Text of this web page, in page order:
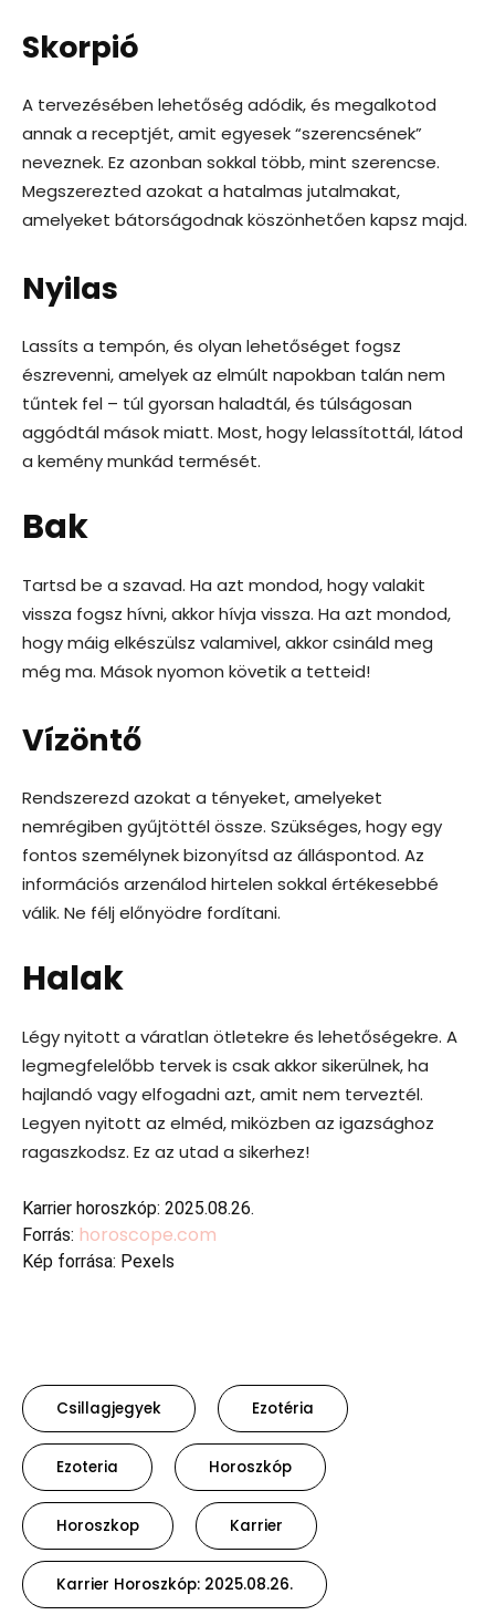
Skorpió
A tervezésében lehetőség adódik, és megalkotod
annak a receptjét, amit egyesek “szerencsének”
neveznek. Ez azonban sokkal több, mint szerencse.
Megszerezted azokat a hatalmas jutalmakat,
amelyeket bátorságodnak köszönhetően kapsz majd.
Nyilas
Lassíts a tempón, és olyan lehetőséget fogsz
észrevenni, amelyek az elmúlt napokban talán nem
tűntek fel – túl gyorsan haladtál, és túlságosan
aggódtál mások miatt. Most, hogy lelassítottál, látod
a kemény munkád termését.
Bak
Tartsd be a szavad. Ha azt mondod, hogy valakit
vissza fogsz hívni, akkor hívja vissza. Ha azt mondod,
hogy máig elkészülsz valamivel, akkor csináld meg
még ma. Mások nyomon követik a tetteid!
Vízöntő
Rendszerezd azokat a tényeket, amelyeket
nemrégiben gyűjtöttél össze. Szükséges, hogy egy
fontos személynek bizonyítsd az álláspontod. Az
információs arzenálod hirtelen sokkal értékesebbé
válik. Ne félj előnyödre fordítani.
Halak
Légy nyitott a váratlan ötletekre és lehetőségekre. A
legmegfelelőbb tervek is csak akkor sikerülnek, ha
hajlandó vagy elfogadni azt, amit nem terveztél.
Legyen nyitott az elméd, miközben az igazsághoz
ragaszkodsz. Ez az utad a sikerhez!
Karrier horoszkóp: 2025.08.26.
Forrás: horoscope.com
Kép forrása: Pexels
Csillagjegyek Ezotéria
Ezoteria Horoszkóp
Horoszkop Karrier
Karrier Horoszkóp: 2025.08.26.